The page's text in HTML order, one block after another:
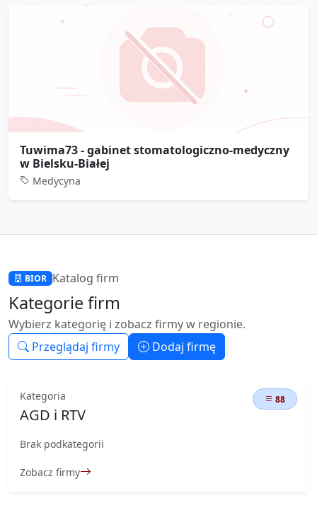
Tuwima73 - gabinet stomatologiczno-medyczny
w Bielsku-Białej
Medycyna
BIOR Katalog firm
Kategorie firm
Wybierz kategorię i zobacz firmy w regionie.
Przeglądaj firmy
Dodaj firmę
Kategoria
AGD i RTV
88
Brak podkategorii
Zobacz firmy